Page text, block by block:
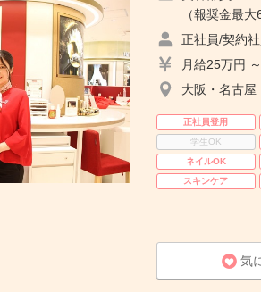
（報奨金最
正社員/契約社
月給25万円
大阪・名古屋
正社員登用
学生OK
ネイルOK
スキンケア
気